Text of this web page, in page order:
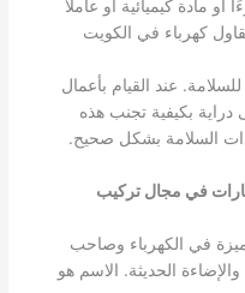
أو مادة كيميائية أو عاملًا
كهرباء في الكويت
عند القيام بأعمال
بكيفية تجنب هذه
السلامة بشكل صحيح.
في مجال تركيب
في الكهرباء وصاحب
الحديثة. الاسم هو